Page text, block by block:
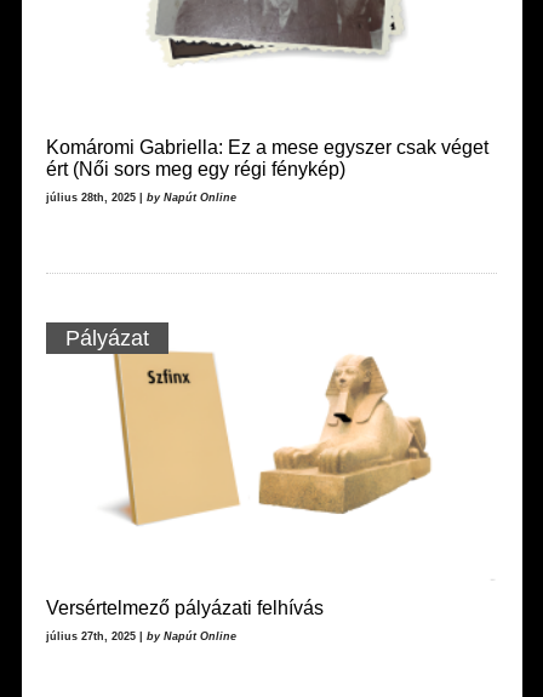
Komáromi Gabriella: Ez a mese egyszer csak véget
ért (Női sors meg egy régi fénykép)
július 28th, 2025 | by Napút Online
Pályázat
Versértelmező pályázati felhívás
július 27th, 2025 | by Napút Online